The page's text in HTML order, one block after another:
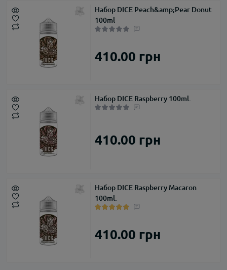
Набор DICE Peach&amp;Pear Donut
100ml
410.00 грн
Набор DICE Raspberry 100ml.
410.00 грн
Набор DICE Raspberry Macaron
100ml.
410.00 грн